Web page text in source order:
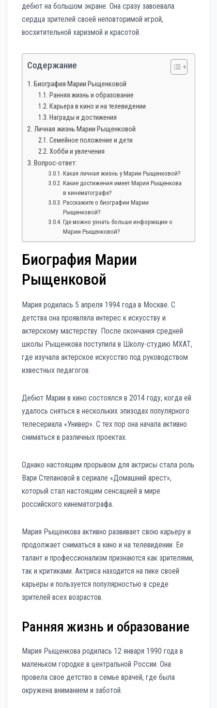
дебют на большом экране. Она сразу завоевала
сердца зрителей своей неповторимой игрой,
восхитительной харизмой и красотой.
Содержание
Биография Марии Рыщенковой
Ранняя жизнь и образование
Карьера в кино и на телевидении
Награды и достижения
Личная жизнь Марии Рыщенковой
Семейное положение и дети
Хобби и увлечения
Вопрос-ответ:
Какая личная жизнь у Марии Рыщенковой?
Какие достижения имеет Мария Рыщенкова
в кинематографе?
Расскажите о биографии Марии
Рыщенковой?
Где можно узнать больше информации о
Марии Рыщенковой?
Биография Марии
Рыщенковой
Мария родилась 5 апреля 1994 года в Москве. С
детства она проявляла интерес к искусству и
актерскому мастерству. После окончания средней
школы Рыщенкова поступила в Школу-студию МХАТ,
где изучала актерское искусство под руководством
известных педагогов.
Дебют Марии в кино состоялся в 2014 году, когда ей
удалось сняться в нескольких эпизодах популярного
телесериала «Универ». С тех пор она начала активно
сниматься в различных проектах.
Однако настоящим прорывом для актрисы стала роль
Вари Степановой в сериале «Домашний арест»,
который стал настоящим сенсацией в мире
российского кинематографа.
Мария Рыщенкова активно развивает свою карьеру и
продолжает сниматься в кино и на телевидении. Ее
талант и профессионализм признаются как зрителями,
так и критиками. Актриса находится на пике своей
карьеры и пользуется популярностью в среде
зрителей всех возрастов.
Ранняя жизнь и образование
Мария Рыщенкова родилась 12 января 1990 года в
маленьком городке в центральной России. Она
провела свое детство в семье врачей, где была
окружена вниманием и заботой.